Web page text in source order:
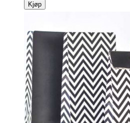
Kjøp